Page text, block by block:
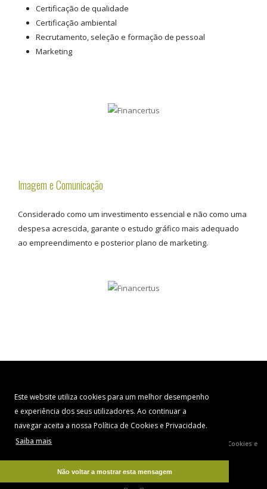
Este website utiliza cookies para um melhor desempenho
e experiência dos seus utilizadores. Ao continuar a
navegar aceita a nossa Política de Cookies e Privacidade.
Saiba mais
Não voltar a mostrar esta mensagem
Certificação de qualidade
Certificação ambiental
Recrutamento, seleção e formação de pessoal
Marketing
Imagem e Comunicação
Considerado como um investimento essencial e não como uma
despesa acrescida, garante o estudo gráfico mais adequado
ao empreendimento e posterior plano de marketing.
© COPYRIGHT 2026. DEVELOPED BY
Política de Cookies e
Privacidade